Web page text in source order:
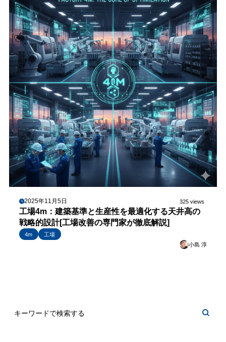
2025年11月5日 325 views
工場4m：建築基準と生産性を最適化する天井高の
戦略的設計[工場改善の専門家が徹底解説]
4m
工場
小島 淳